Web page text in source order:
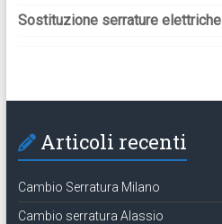
Sostituzione serrature elettriche
Articoli recenti
Cambio Serratura Milano
Cambio serratura Alassio